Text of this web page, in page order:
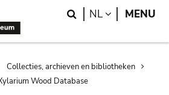
Search
NL LANGUAGE
MENU
Collecties, archieven en bibliotheken
Wood Database